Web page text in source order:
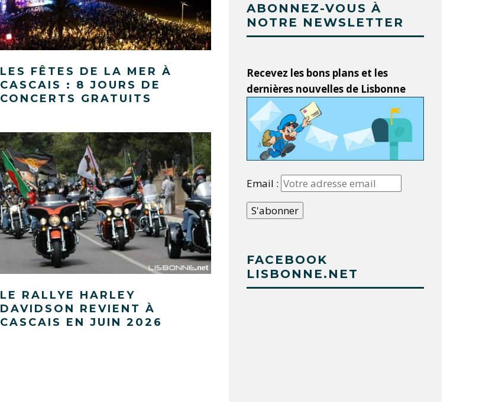
LES FÊTES DE LA MER À
CASCAIS : 8 JOURS DE
CONCERTS GRATUITS
LE RALLYE HARLEY
DAVIDSON REVIENT À
CASCAIS EN JUIN 2026
ABONNEZ-VOUS À
NOTRE NEWSLETTER
Recevez les bons plans et les
dernières nouvelles de Lisbonne
Email :
FACEBOOK
LISBONNE.NET